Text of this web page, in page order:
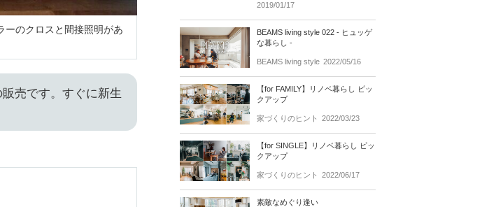
ーのクロスと間接照明があ
売です。すぐに新生
2019/01/17
BEAMS living style 022 - ヒュッゲ
な暮らし -
BEAMS living style 2022/05/16
【for FAMILY】リノベ暮らし ピッ
クアップ
家づくりのヒント 2022/03/23
【for SINGLE】リノベ暮らし ピッ
クアップ
家づくりのヒント 2022/06/17
素敵なめぐり逢い